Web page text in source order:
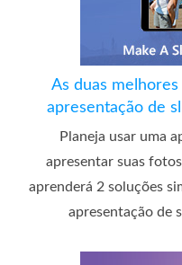
As duas
apresentação de
Planeja usar uma
apresentar suas
aprenderá 2 soluções
apresentação de